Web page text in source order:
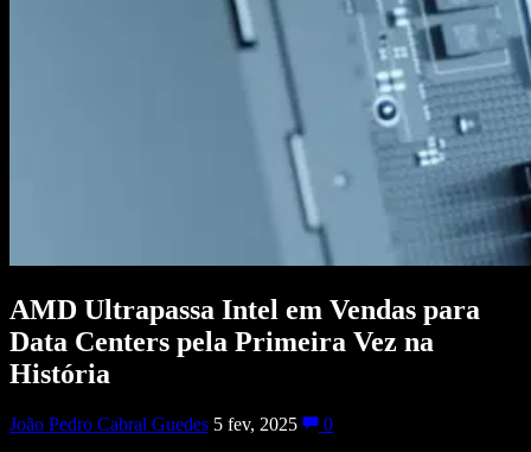
AMD Ultrapassa Intel em Vendas para
Data Centers pela Primeira Vez na
História
João Pedro Cabral Guedes 5 fev, 2025
0